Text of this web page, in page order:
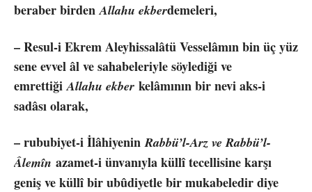
beraber birdenAllahu ekberdemeleri,
– Resul-i Ekrem Aleyhissalâtü Vesselâmın bin üç yüz
sene evvel âl ve sahabeleriyle söylediği ve
emrettiğiAllahu ekber kelâmının bir nevi aks-i
sadâsı olarak,
– rububiyet-i İlâhiyeninRabbü’l-Arz ve Rabbü’l-
Âlemîn azamet-i ünvanıyla küllî tecellisine karşı
geniş ve küllî bir ubûdiyetle bir mukabeledir diye